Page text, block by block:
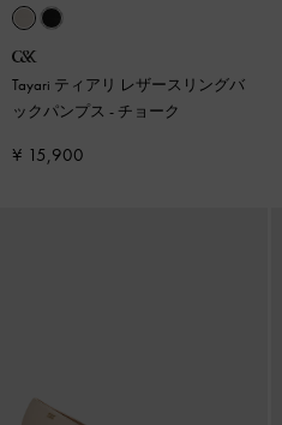
Tayari ティアリ レザースリングバ
ックパンプス - チョーク
¥ 15,900